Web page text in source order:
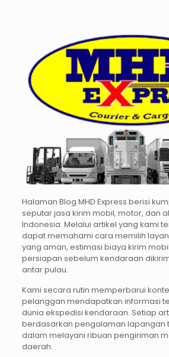
Halaman Blog MHD Express berisi
seputar jasa kirim mobil, motor, dan
Indonesia. Melalui artikel yang kami
dapat memahami cara memilih
yang aman, estimasi biaya kirim
persiapan sebelum kendaraan
antar pulau.
Kami secara rutin memperbarui
pelanggan mendapatkan informasi
dunia ekspedisi kendaraan. Setiap
berdasarkan pengalaman lapangan
dalam melayani ribuan pengiriman
daerah.